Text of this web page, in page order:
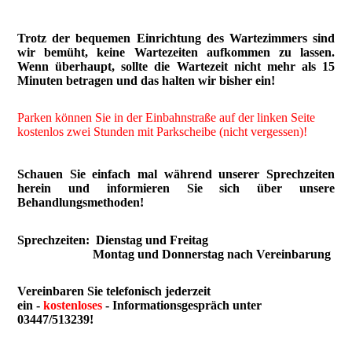
Trotz der bequemen Einrichtung des Wartezimmers sind
wir bemüht, keine Wartezeiten aufkommen zu lassen.
Wenn überhaupt, sollte die Wartezeit nicht mehr als 15
Minuten betragen und das halten wir bisher ein!
Parken können Sie in der Einbahnstraße auf der linken Seite
kostenlos zwei Stunden mit Parkscheibe (nicht vergessen)!
Schauen Sie einfach mal während unserer Sprechzeiten
herein und informieren Sie sich über unsere
Behandlungsmethoden!
Sprechzeiten: Dienstag und Freitag
Montag und Donnerstag nach Vereinbarung
Vereinbaren Sie telefonisch jederzeit
ein -kostenloses - Informationsgespräch unter
03447/513239!